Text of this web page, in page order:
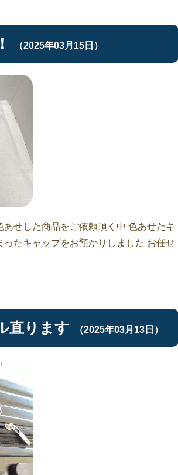
（2025年03月15日）
せした商品をご依頼頂く中 色あせたキ
たキャップをお預かりしました お任せ
直ります （2025年03月13日）